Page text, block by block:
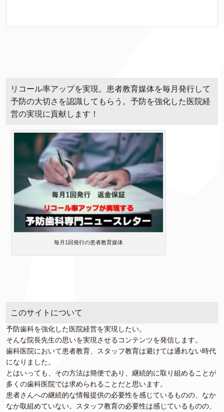
リコール率アップを実現。患者教育媒体を毎月発行して
予防の大切さを認識してもらう。予防を強化した医院経
営の実現に貢献します！
毎月1回発行の患者教育媒体
このサイトについて
予防歯科を強化した医院経営を実現したい。
そんな院長先生の思いを実現させるコンテンツを発信します。
歯科医院において患者教育、スタッフ教育は避けては通れない時代
になりました。
とはいっても、その方法は簡便であり、継続的に取り組めることが
多くの歯科医院では求められることだと思います。
患者さんへの継続的な情報提供の必要性を感じているものの、なか
なか取組めていない。スタッフ教育の必要性は感じているものの、